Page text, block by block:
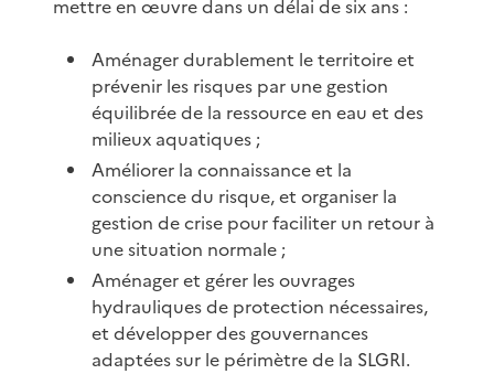
mettre en œuvre dans un délai de six ans :
Aménager durablement le territoire et
prévenir les risques par une gestion
équilibrée de la ressource en eau et des
milieux aquatiques ;
Améliorer la connaissance et la
conscience du risque, et organiser la
gestion de crise pour faciliter un retour à
une situation normale ;
Aménager et gérer les ouvrages
hydrauliques de protection nécessaires,
et développer des gouvernances
adaptées sur le périmètre de la SLGRI.